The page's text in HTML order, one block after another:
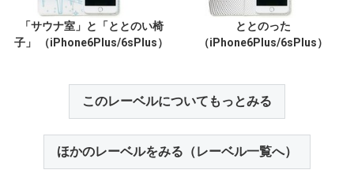
「サウナ室」と「ととのい椅
子」 （iPhone6Plus/6sPlus）
ととのった
（iPhone6Plus/6sPlus）
このレーベルについてもっとみる
ほかのレーベルをみる（レーベル一覧へ）